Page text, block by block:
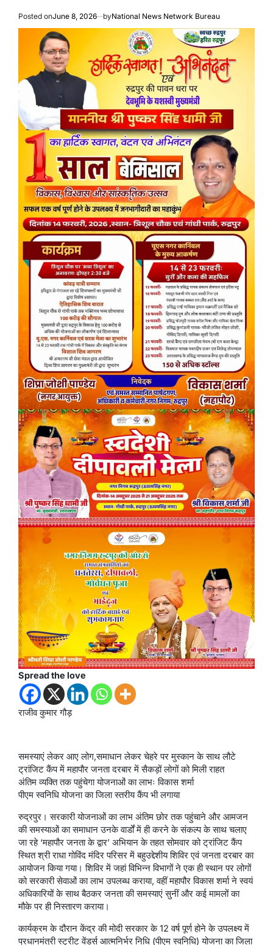
Posted onJune 8, 2026 byNational News Network Bureau
Spread the love
राजीव कुमार गौड़
समस्याएं लेकर आए लोग,समाधान लेकर चेहरे पर मुस्कान के साथ लौटे
ट्रांजिट कैंप में महापौर जनता दरबार में सैकड़ों लोगों को मिली राहत
अंतिम व्यक्ति तक पहुंचेगा योजनाओं का लाभः विकास शर्मा
पीएम स्वनिधि योजना का जिला स्तरीय कैंप भी लगाया
रुद्रपुर। सरकारी योजनाओं का लाभ अंतिम छोर तक पहुंचाने और आमजन
की समस्याओं का समाधान उनके वार्डों में ही करने के संकल्प के साथ चलाए
जा रहे ‘महापौर जनता के द्वार’ अभियान के तहत सोमवार को ट्रांजिट कैंप
स्थित श्री राधा गोविंद मंदिर परिसर में बहुउद्देशीय शिविर एवं जनता दरबार का
आयोजन किया गया। शिविर में जहां विभिन्न विभागों ने एक ही स्थान पर लोगों
को सरकारी सेवाओं का लाभ उपलब्ध कराया, वहीं महापौर विकास शर्मा ने स्वयं
अधिकारियों के साथ बैठकर जनता की समस्याएं सुनीं और कई मामलों का
मौके पर ही निस्तारण कराया।
कार्यक्रम के दौरान केंद्र की मोदी सरकार के 12 वर्ष पूर्ण होने के उपलक्ष्य में
प्रधानमंत्री स्ट्रीट वेंडर्स आत्मनिर्भर निधि (पीएम स्वनिधि) योजना का जिला